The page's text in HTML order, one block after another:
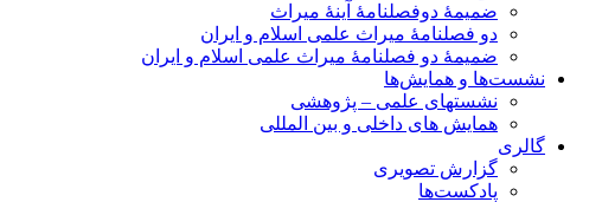
ضمیمۀ دوفصلنامۀ آینۀ میراث
دو فصلنامۀ میراث علمی اسلام و ایران
ضمیمۀ دو فصلنامۀ میراث علمی اسلام و ایران
نشست‌ها و همایش‌ها
نشستهای علمی – پژوهشی
همایش های داخلی و بین المللی
گالری
گزارش تصویری
پادکست‌ها